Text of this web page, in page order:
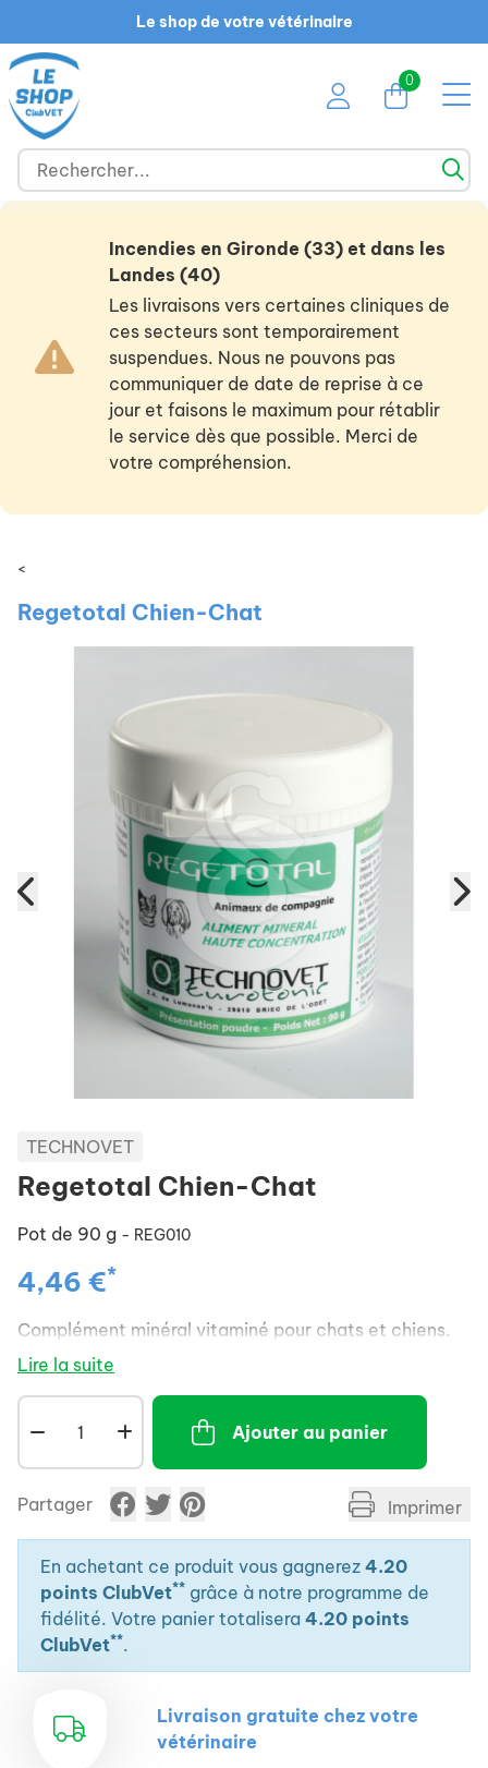
Le shop de votre vétérinaire
0
Incendies en Gironde (33) et dans les
Landes (40)
Les livraisons vers certaines cliniques de
ces secteurs sont temporairement
suspendues. Nous ne pouvons pas
communiquer de date de reprise à ce
jour et faisons le maximum pour rétablir
le service dès que possible. Merci de
votre compréhension.
<
Regetotal Chien-Chat
TECHNOVET
Regetotal Chien-Chat
Pot de 90 g - REG010
4,46 €*
Complément minéral vitaminé pour chats et chiens.
Lire la suite
Ajouter au panier
Partager Imprimer
En achetant ce produit vous gagnerez 4.20
points ClubVet** grâce à notre programme de
fidélité. Votre panier totalisera 4.20 points
ClubVet**.
Livraison gratuite chez votre
vétérinaire